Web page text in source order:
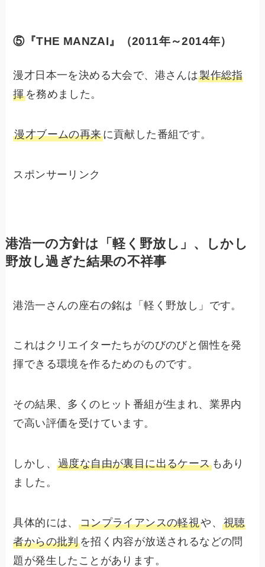
⑤『THE MANZAI』 （2011年～2014年）
漫才日本一を決める大会で、港さんは製作総指
揮を務めました。
漫才ブームの再来に貢献した番組です。
スポンサーリンク
港浩一の方針は「軽く野放し」、しかし
野放し過ぎた結果の不祥事
港浩一さんの座右の銘は「軽く野放し」です。
これはクリエイターたちがのびのびと個性を発
揮できる環境を作るためのものです。
その結果、多くのヒット番組が生まれ、業界内
で高い評価を受けています。
しかし、過度な自由が裏目に出るケースもあり
ました。
具体的には、 コンプライアンスの軽視や、視聴
者からの批判を招く内容が放送されるなどの問
題が発生したことがあります。